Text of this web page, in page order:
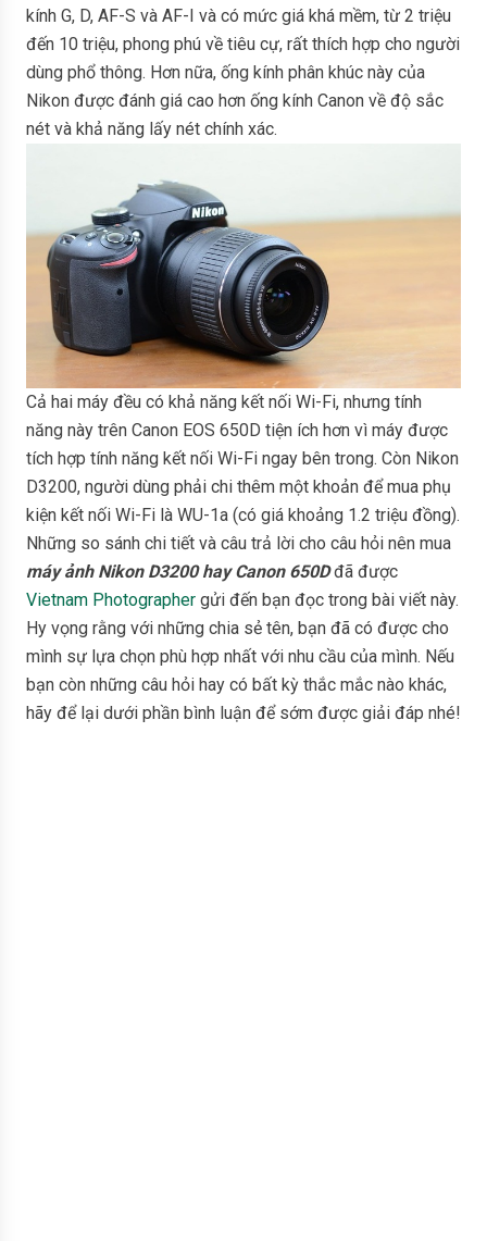
kính G, D, AF-S và AF-I và có mức giá khá mềm, từ 2 triệu
đến 10 triệu, phong phú về tiêu cự, rất thích hợp cho người
dùng phổ thông. Hơn nữa, ống kính phân khúc này của
Nikon được đánh giá cao hơn ống kính Canon về độ sắc
nét và khả năng lấy nét chính xác.
Cả hai máy đều có khả năng kết nối Wi-Fi, nhưng tính
năng này trên Canon EOS 650D tiện ích hơn vì máy được
tích hợp tính năng kết nối Wi-Fi ngay bên trong. Còn Nikon
D3200, người dùng phải chi thêm một khoản để mua phụ
kiện kết nối Wi-Fi là WU-1a (có giá khoảng 1.2 triệu đồng).
Những so sánh chi tiết và câu trả lời cho câu hỏi nên mua
máy ảnh Nikon D3200 hay Canon 650Dđã được
Vietnam Photographer gửi đến bạn đọc trong bài viết này.
Hy vọng rằng với những chia sẻ tên, bạn đã có được cho
mình sự lựa chọn phù hợp nhất với nhu cầu của mình. Nếu
bạn còn những câu hỏi hay có bất kỳ thắc mắc nào khác,
hãy để lại dưới phần bình luận để sớm được giải đáp nhé!